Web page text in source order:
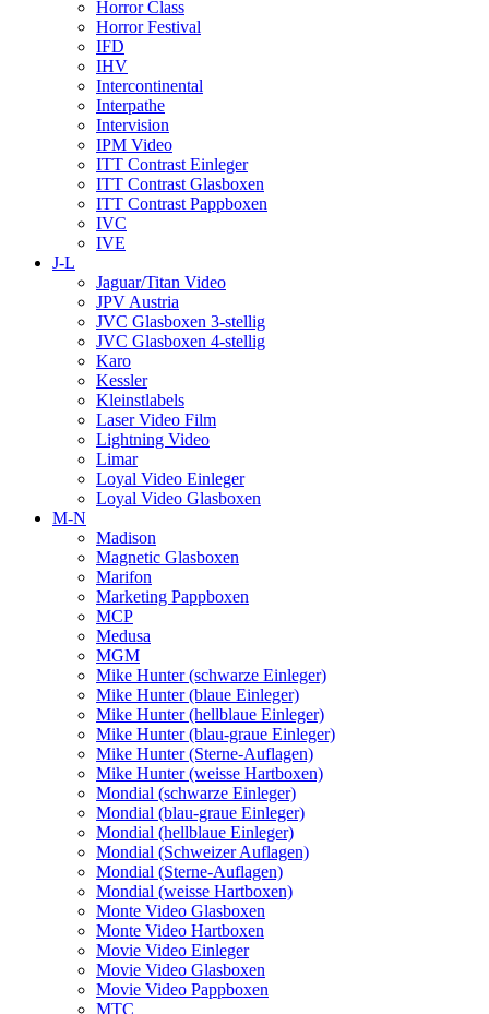
Horror Class
Horror Festival
IFD
IHV
Intercontinental
Interpathe
Intervision
IPM Video
ITT Contrast Einleger
ITT Contrast Glasboxen
ITT Contrast Pappboxen
IVC
IVE
J-L
Jaguar/Titan Video
JPV Austria
JVC Glasboxen 3-stellig
JVC Glasboxen 4-stellig
Karo
Kessler
Kleinstlabels
Laser Video Film
Lightning Video
Limar
Loyal Video Einleger
Loyal Video Glasboxen
M-N
Madison
Magnetic Glasboxen
Marifon
Marketing Pappboxen
MCP
Medusa
MGM
Mike Hunter (schwarze Einleger)
Mike Hunter (blaue Einleger)
Mike Hunter (hellblaue Einleger)
Mike Hunter (blau-graue Einleger)
Mike Hunter (Sterne-Auflagen)
Mike Hunter (weisse Hartboxen)
Mondial (schwarze Einleger)
Mondial (blau-graue Einleger)
Mondial (hellblaue Einleger)
Mondial (Schweizer Auflagen)
Mondial (Sterne-Auflagen)
Mondial (weisse Hartboxen)
Monte Video Glasboxen
Monte Video Hartboxen
Movie Video Einleger
Movie Video Glasboxen
Movie Video Pappboxen
MTC